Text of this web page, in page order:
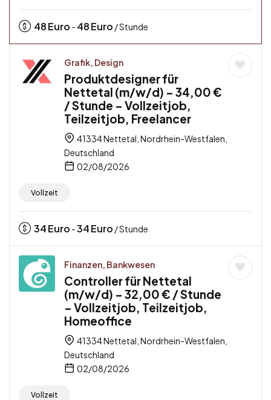
48Euro - 48Euro / Stunde
Grafik, Design
Produktdesigner für
Nettetal (m/w/d) – 34,00 €
/ Stunde – Vollzeitjob,
Teilzeitjob, Freelancer
41334 Nettetal, Nordrhein-Westfalen,
Deutschland
02/08/2026
Vollzeit
34Euro -34Euro / Stunde
Finanzen, Bankwesen
Controller für Nettetal
(m/w/d) – 32,00 € / Stunde
– Vollzeitjob, Teilzeitjob,
Homeoffice
41334 Nettetal, Nordrhein-Westfalen,
Deutschland
02/08/2026
Vollzeit